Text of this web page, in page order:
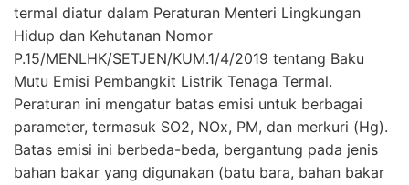
termal diatur dalam Peraturan Menteri Lingkungan
Hidup dan Kehutanan Nomor
P.15/MENLHK/SETJEN/KUM.1/4/2019 tentang Baku
Mutu Emisi Pembangkit Listrik Tenaga Termal.
Peraturan ini mengatur batas emisi untuk berbagai
parameter, termasuk SO2, NOx, PM, dan merkuri (Hg).
Batas emisi ini berbeda-beda, bergantung pada jenis
bahan bakar yang digunakan (batu bara, bahan bakar